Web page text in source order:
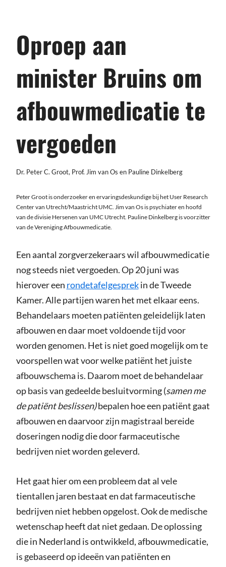
Oproep aan
minister Bruins om
afbouwmedicatie te
vergoeden
Dr. Peter C. Groot, Prof. Jim van Os en Pauline Dinkelberg
Peter Groot is onderzoeker en ervaringsdeskundige bij het User Research
Center van Utrecht/Maastricht UMC. Jim van Os is psychiater en hoofd
van de divisie Hersenen van UMC Utrecht. Pauline Dinkelberg is voorzitter
van de Vereniging Afbouwmedicatie.
Een aantal zorgverzekeraars wil afbouwmedicatie
nog steeds niet vergoeden. Op 20 juni was
hierover een rondetafelgesprekin de Tweede
Kamer. Alle partijen waren het met elkaar eens.
Behandelaars moeten patiënten geleidelijk laten
afbouwen en daar moet voldoende tijd voor
worden genomen. Het is niet goed mogelijk om te
voorspellen wat voor welke patiënt het juiste
afbouwschema is. Daarom moet de behandelaar
op basis van gedeelde besluitvorming (samen me
de patiënt beslissen)bepalen hoe een patiënt gaat
afbouwen en daarvoor zijn magistraal bereide
doseringen nodig die door farmaceutische
bedrijven niet worden geleverd.
Het gaat hier om een probleem dat al vele
tientallen jaren bestaat en dat farmaceutische
bedrijven niet hebben opgelost. Ook de medische
wetenschap heeft dat niet gedaan. De oplossing
die in Nederland is ontwikkeld, afbouwmedicatie,
is gebaseerd op ideeën van patiënten en